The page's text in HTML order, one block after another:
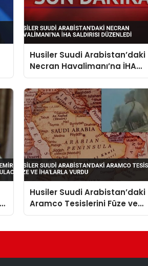
Husiler Suudi Arabistan’daki
Necran Havalimanı’na İHA
Saldırısı Düzenledi
Husiler Suudi Arabistan’daki
Aramco Tesislerini Füze ve
İHA’larla Vurdu